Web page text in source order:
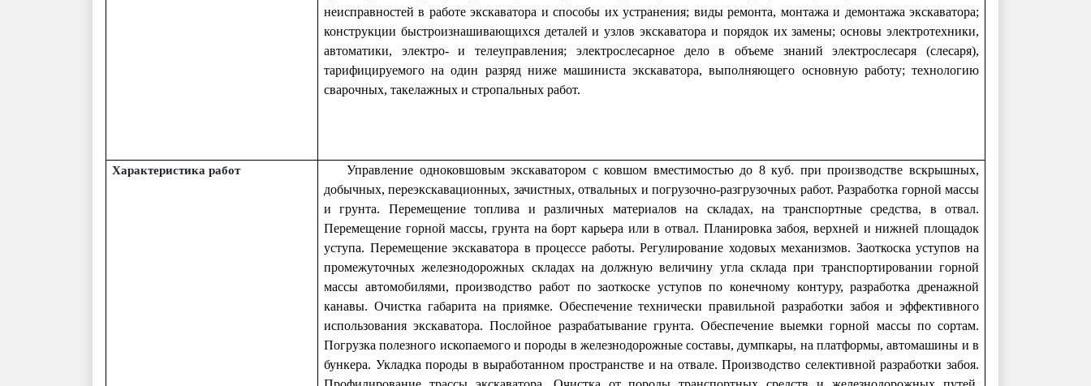
неисправностей в работе экскаватора и способы их устранения; виды ремонта, монтажа и демонтажа экскаватора;
конструкции быстроизнашивающихся деталей и узлов экскаватора и порядок их замены; основы электротехники,
автоматики, электро- и телеуправления; электрослесарное дело в объеме знаний электрослесаря (слесаря),
тарифицируемого на один разряд ниже машиниста экскаватора, выполняющего основную работу; технологию
сварочных, такелажных и стропальных работ.
Характеристика работ
Управление одноковшовым экскаватором с ковшом вместимостью до 8 куб. при производстве вскрышных,
добычных, переэкскавационных, зачистных, отвальных и погрузочно-разгрузочных работ. Разработка горной массы
и грунта. Перемещение топлива и различных материалов на складах, на транспортные средства, в отвал.
Перемещение горной массы, грунта на борт карьера или в отвал. Планировка забоя, верхней и нижней площадок
уступа. Перемещение экскаватора в процессе работы. Регулирование ходовых механизмов. Заоткоска уступов на
промежуточных железнодорожных складах на должную величину угла склада при транспортировании горной
массы автомобилями, производство работ по заоткоске уступов по конечному контуру, разработка дренажной
канавы. Очистка габарита на приямке. Обеспечение технически правильной разработки забоя и эффективного
использования экскаватора. Послойное разрабатывание грунта. Обеспечение выемки горной массы по сортам.
Погрузка полезного ископаемого и породы в железнодорожные составы, думпкары, на платформы, автомашины и в
бункера. Укладка породы в выработанном пространстве и на отвале. Производство селективной разработки забоя.